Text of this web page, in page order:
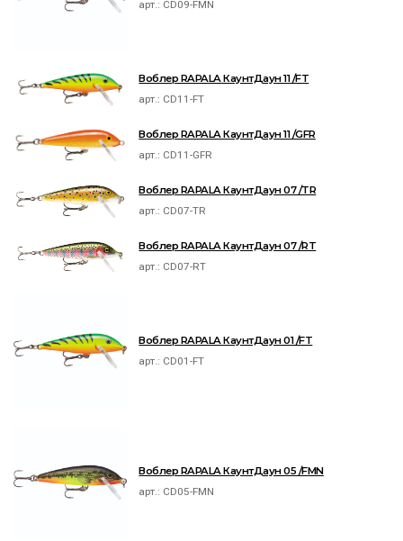
арт.: CD09-FMN
Воблер RAPALA КаунтДаун 11 /FT
арт.: CD11-FT
Воблер RAPALA КаунтДаун 11 /GFR
арт.: CD11-GFR
Воблер RAPALA КаунтДаун 07 /TR
арт.: CD07-TR
Воблер RAPALA КаунтДаун 07 /RT
арт.: CD07-RT
Воблер RAPALA КаунтДаун 01 /FT
арт.: CD01-FT
Воблер RAPALA КаунтДаун 05 /FMN
арт.: CD05-FMN